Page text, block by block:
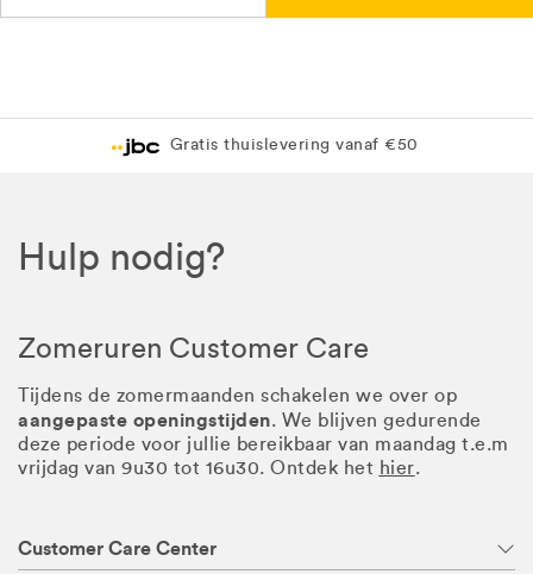
Gratis thuislevering vanaf €50
Hulp nodig?
Zomeruren Customer Care
Tijdens de zomermaanden schakelen we over op
aangepaste openingstijden. We blijven gedurende
deze periode voor jullie bereikbaar van maandag t.e.m
vrijdag van 9u30 tot 16u30. Ontdek het hier.
Customer Care Center